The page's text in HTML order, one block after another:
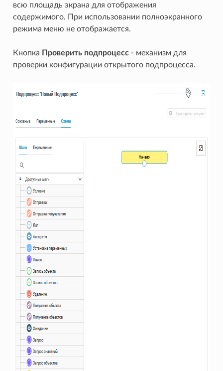
всю площадь экрана для отображения
содержимого. При использовании полноэкранного
режима меню не отображается.
Кнопка Проверить подпроцесс- механизм для
проверки конфигурации открытого подпроцесса.